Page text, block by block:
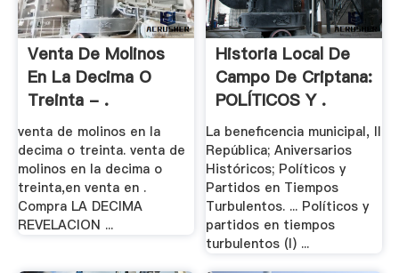
Venta De Molinos
En La Decima O
Treinta - .
venta de molinos en la
decima o treinta. venta de
molinos en la decima o
treinta,en venta en .
Compra LA DECIMA
REVELACION ...
Historia Local De
Campo De Criptana:
POLÍTICOS Y .
La beneficencia municipal, II
República; Aniversarios
Históricos; Políticos y
Partidos en Tiempos
Turbulentos. ... Políticos y
partidos en tiempos
turbulentos (I) ...